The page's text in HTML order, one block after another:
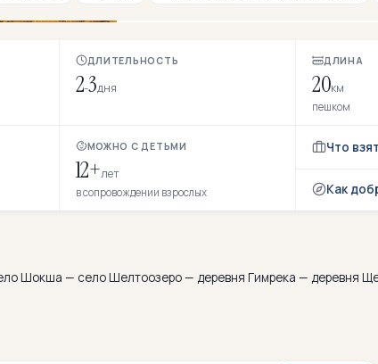
ДЛИТЕЛЬНОСТЬ
2-3дня
ДЛИНА
20км
пешком
МОЖНО С ДЕТЬМИ
12+лет
в сопровождении взрослых
Что
Как
Шокша — село Шелтоозеро — деревня Гимрека — деревня